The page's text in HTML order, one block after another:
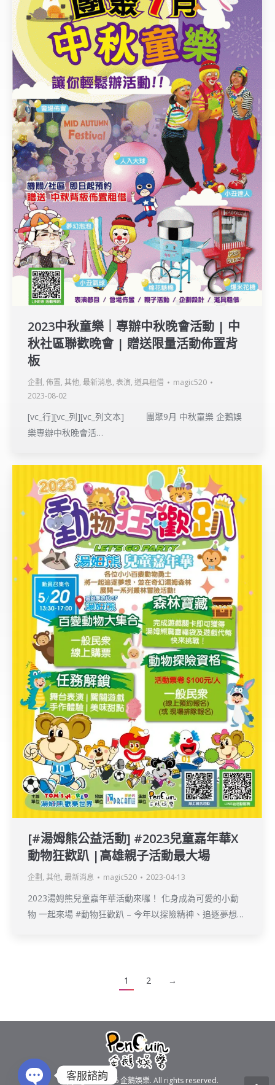
2023中秋童樂｜專辦中秋晚會活動 | 中
秋社區聯歡晚會 | 贈送限量活動佈置背
板
企劃 , 佈置, 其他, 最新消息, 表演, 道具租借
magic520
2023-08-02
[vc_行][vc_列][vc_列文本] 團聚9月 中秋童樂 企鵝娛
樂專辦中秋晚會活…
[#湯姆熊公益活動] #​2023兒童嘉年華X
動物狂歡趴 |高雄親子活動最大場
企劃 , 其他, 最新消息 magic520 2023-04-13
2023湯姆熊兒童嘉年華活動來囉！ 化身成為可愛的小動
物 一起來場 #動物狂歡趴 – 今年以探險精神、追逐夢想…
1 2 →
Copyright © 2016企鵝娛樂. All rights reserved.
客服諮詢